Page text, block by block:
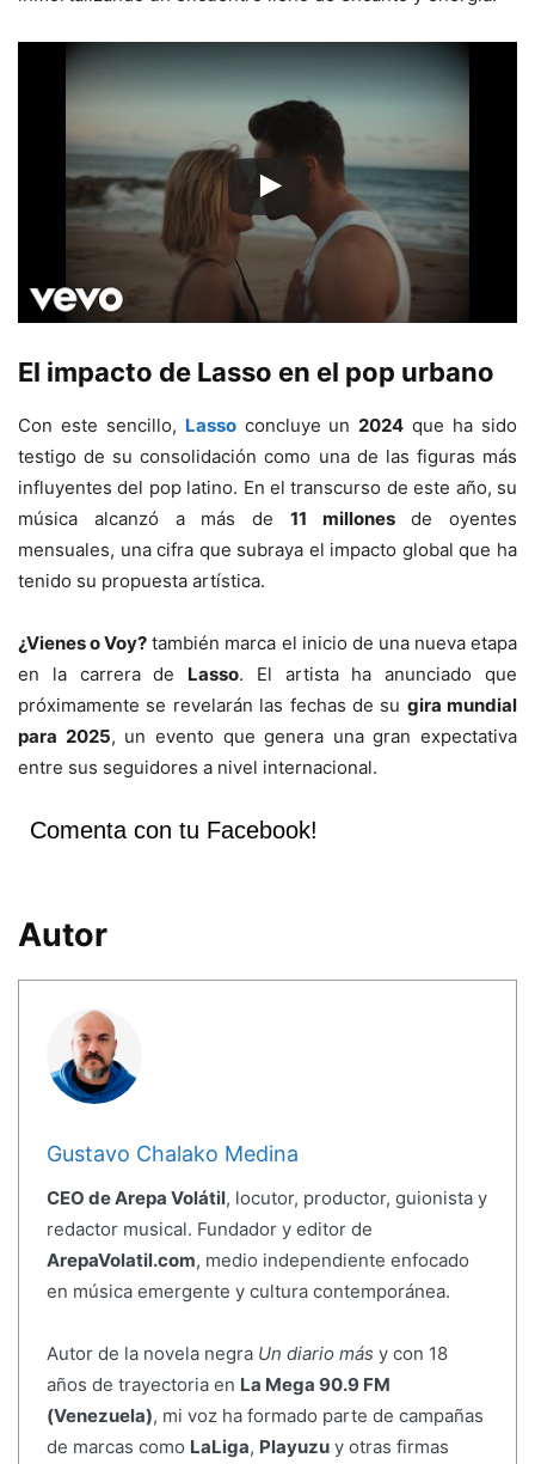
El impacto de Lasso en el pop urbano
Con este sencillo, Lassoconcluye un2024 que ha sido
testigo de su consolidación como una de las figuras más
influyentes del pop latino. En el transcurso de este año, su
música alcanzó a más de 11 millonesde oyentes
mensuales, una cifra que subraya el impacto global que ha
tenido su propuesta artística.
¿Vienes o Voy? también marca el inicio de una nueva etapa
en la carrera de Lasso. El artista ha anunciado que
próximamente se revelarán las fechas de su gira mundial
para 2025, un evento que genera una gran expectativa
entre sus seguidores a nivel internacional.
Comenta con tu Facebook!
Autor
Gustavo Chalako Medina
CEO de Arepa Volátil, locutor, productor, guionista y
redactor musical. Fundador y editor de
ArepaVolatil.com, medio independiente enfocado
en música emergente y cultura contemporánea.
Autor de la novela negra Un diario más y con 18
años de trayectoria en La Mega 90.9 FM
(Venezuela), mi voz ha formado parte de campañas
de marcas como LaLiga, Playuzuy otras firmas